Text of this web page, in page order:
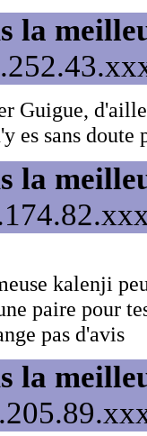
la
Guigue,
es sans doute
la
kalenji
paire pour
pas d'avis
la